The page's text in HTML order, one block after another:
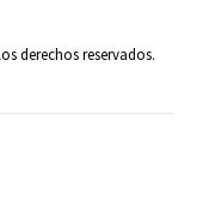
derechos reservados.